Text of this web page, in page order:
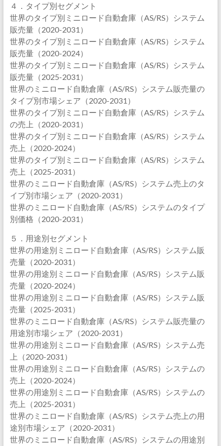
４．タイプ別セグメント
世界のタイプ別ミニロード自動倉庫（AS/RS）システム
販売量（2020-2031）
世界のタイプ別ミニロード自動倉庫（AS/RS）システム
販売量（2020-2024）
世界のタイプ別ミニロード自動倉庫（AS/RS）システム
販売量（2025-2031）
世界のミニロード自動倉庫（AS/RS）システム販売量の
タイプ別市場シェア（2020-2031）
世界のタイプ別ミニロード自動倉庫（AS/RS）システム
の売上（2020-2031）
世界のタイプ別ミニロード自動倉庫（AS/RS）システム
売上（2020-2024）
世界のタイプ別ミニロード自動倉庫（AS/RS）システム
売上（2025-2031）
世界のミニロード自動倉庫（AS/RS）システム売上のタ
イプ別市場シェア（2020-2031）
世界のミニロード自動倉庫（AS/RS）システムのタイプ
別価格（2020-2031）
５．用途別セグメント
世界の用途別ミニロード自動倉庫（AS/RS）システム販
売量（2020-2031）
世界の用途別ミニロード自動倉庫（AS/RS）システム販
売量（2020-2024）
世界の用途別ミニロード自動倉庫（AS/RS）システム販
売量（2025-2031）
世界のミニロード自動倉庫（AS/RS）システム販売量の
用途別市場シェア（2020-2031）
世界の用途別ミニロード自動倉庫（AS/RS）システム売
上（2020-2031）
世界の用途別ミニロード自動倉庫（AS/RS）システムの
売上（2020-2024）
世界の用途別ミニロード自動倉庫（AS/RS）システムの
売上（2025-2031）
世界のミニロード自動倉庫（AS/RS）システム売上の用
途別市場シェア（2020-2031）
世界のミニロード自動倉庫（AS/RS）システムの用途別